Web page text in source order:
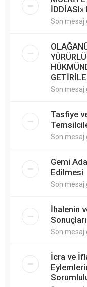
İDDİASI»
Son mesaj
Son mesaj
Tasfiye
Son mesaj
Gemi
Edilmesi
Son mesaj
İhalenin
Sonuçları
Son mesaj
İcra ve